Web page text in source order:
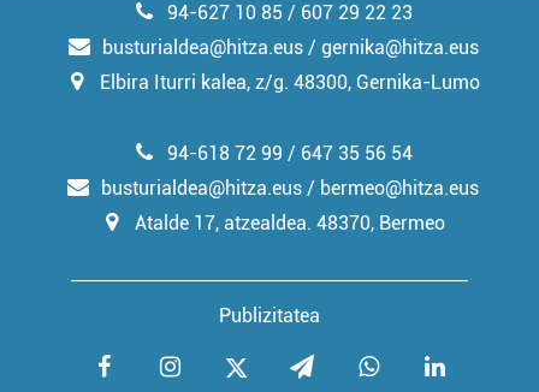
94-627 10 85 / 607 29 22 23
busturialdea@hitza.eus / gernika@hitza.eus
Elbira Iturri kalea, z/g. 48300, Gernika-Lumo
Publizitatea
94-618 72 99 / 647 35 56 54
busturialdea@hitza.eus / bermeo@hitza.eus
Atalde 17, atzealdea. 48370, Bermeo